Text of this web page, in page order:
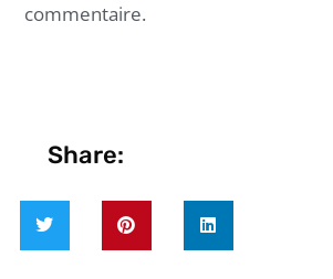
commentaire.
Share: